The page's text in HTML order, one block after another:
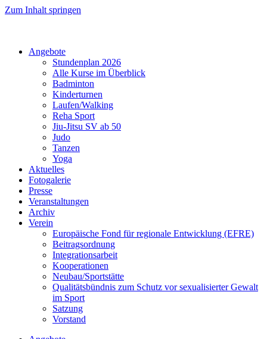
Zum Inhalt springen
Angebote
Stundenplan 2026
Alle Kurse im Überblick
Badminton
Kinderturnen
Laufen/Walking
Reha Sport
Jiu-Jitsu SV ab 50
Judo
Tanzen
Yoga
Aktuelles
Fotogalerie
Presse
Veranstaltungen
Archiv
Verein
Europäische Fond für regionale Entwicklung (EFRE)
Beitragsordnung
Integrationsarbeit
Kooperationen
Neubau/Sportstätte
Qualitätsbündnis zum Schutz vor sexualisierter Gewalt
im Sport
Satzung
Vorstand